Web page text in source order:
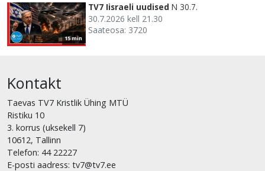
15 min
TV7 Iisraeli uudised N 30.7.
30.7.2026 kell 21.30
Saateosa: 3720
Kontakt
Taevas TV7 Kristlik Ühing MTÜ
Ristiku 10
3. korrus (uksekell 7)
10612, Tallinn
Telefon: 44 22227
E-posti aadress: tv7@tv7.ee